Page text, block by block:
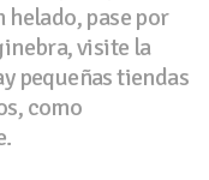
helado, pase por
visite la
pequeñas tiendas
como